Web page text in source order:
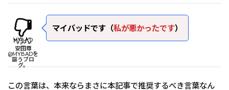
安田尊
@MYBADを
謳うブロ
グ。
マイバッドです（私が悪かったです）
この言葉は、本来ならまさに本記事で推奨するべき言葉なん